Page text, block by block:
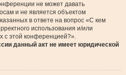
не может давать
и не является объектом
в ответе на вопрос «С кем
использования и/или
с этой конференцией?».
данный акт не имеет юридической